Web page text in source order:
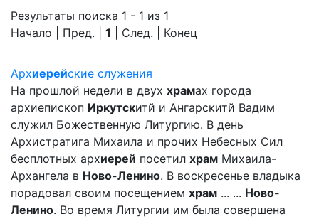
Результаты поиска 1 - 1 из 1
Начало | Пред. | 1 | След. | Конец
Архиерейские служения
На прошлой недели в двух храмах города
архиепископ Иркутскитй и Ангарскитй Вадим
служил Божественную Литургию. В день
Архистратига Михаила и прочих Небесных Сил
бесплотных архиерей посетил храм Михаила-
Архангела в Ново-Ленино. В воскресенье владыка
порадовал своим посещением храм ... ... Ново-
Ленино. Во время Литургии им была совершена